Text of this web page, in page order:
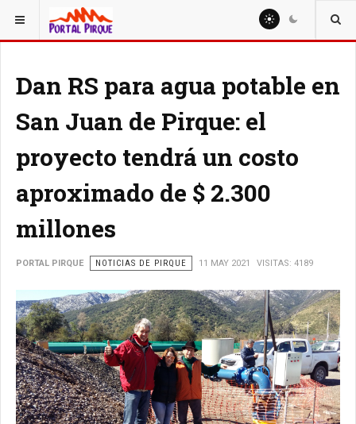
ESTÁ AQUÍ: NOTICIAS
Dan RS para agua potable en
San Juan de Pirque: el
proyecto tendrá un costo
aproximado de $ 2.300
millones
PORTAL PIRQUE NOTICIAS DE PIRQUE 11 MAY 2021 VISITAS: 4189